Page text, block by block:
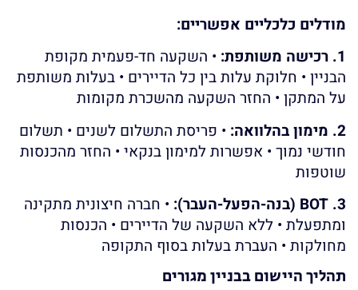
מודלים כלכליים אפשריים:
1. רכישה משותפת:
• השקעה חד-פעמית מקופת
הבניין • חלוקת עלות בין כל הדיירים • בעלות משותפת
על המתקן • החזר השקעה מהשכרת מקומות
2. מימון בהלוואה:
• פריסת התשלום לשנים • תשלום
חודשי נמוך • אפשרות למימון בנקאי • החזר מהכנסות
שוטפות
3. BOT (בנה-הפעל-העבר):
• חברה חיצונית מתקינה
ומתפעלת • ללא השקעה של הדיירים • הכנסות
מחולקות • העברת בעלות בסוף התקופה
תהליך היישום בבניין מגורים